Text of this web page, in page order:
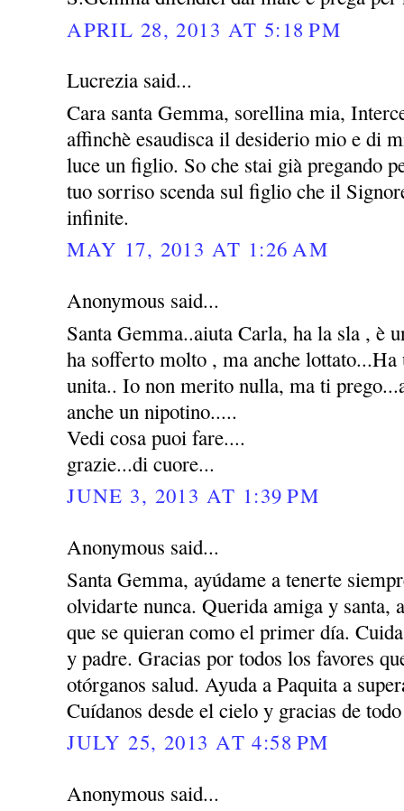
APRIL 28, 2013 AT 5:18 PM
Lucrezia said...
Cara santa Gemma, sorellina mia,
affinchè esaudisca il desiderio mio e di
luce un figlio. So che stai già pregando
tuo sorriso scenda sul figlio che il
infinite.
MAY 17, 2013 AT 1:26 AM
Anonymous said...
Santa Gemma..aiuta Carla, ha la sla , è
ha sofferto molto , ma anche
unita.. Io non merito nulla, ma ti
anche un nipotino.....
Vedi cosa puoi fare....
grazie...di cuore...
JUNE 3, 2013 AT 1:39 PM
Anonymous said...
Santa Gemma, ayúdame a tenerte
olvidarte nunca. Querida amiga y santa,
que se quieran como el primer día.
y padre. Gracias por todos los favores
otórganos salud. Ayuda a Paquita a
Cuídanos desde el cielo y gracias de
JULY 25, 2013 AT 4:58 PM
Anonymous said...